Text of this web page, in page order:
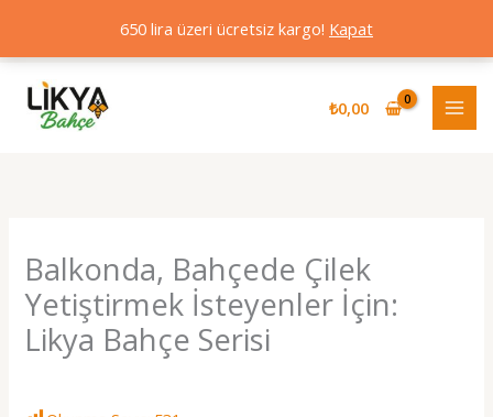
650 lira üzeri ücretsiz kargo! Kapat
₺0,00
Balkonda, Bahçede Çilek
Yetiştirmek İsteyenler İçin:
Likya Bahçe Serisi